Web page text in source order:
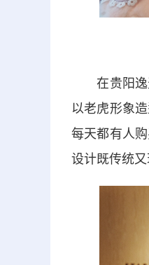
在贵阳逸天
以老虎形象
每天都有人
设计既传统